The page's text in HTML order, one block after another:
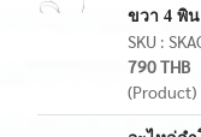
ขวา 4 พิน
SKU :
790 THB
(Product)